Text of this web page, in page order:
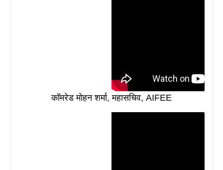
कॉमरेड मोहन शर्मा, महासचिव, AIFEE